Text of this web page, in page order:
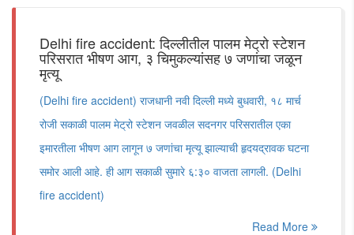
Delhi fire accident: दिल्लीतील पालम मेट्रो स्टेशन
परिसरात भीषण आग, ३ चिमुकल्यांसह ७ जणांचा जळून
मृत्यू
(Delhi fire accident) राजधानी नवी दिल्ली मध्ये बुधवारी, १८ मार्च
रोजी सकाळी पालम मेट्रो स्टेशन जवळील सदनगर परिसरातील एका
इमारतीला भीषण आग लागून ७ जणांचा मृत्यू झाल्याची हृदयद्रावक घटना
समोर आली आहे. ही आग सकाळी सुमारे ६:३० वाजता लागली. (Delhi
fire accident)
Read More